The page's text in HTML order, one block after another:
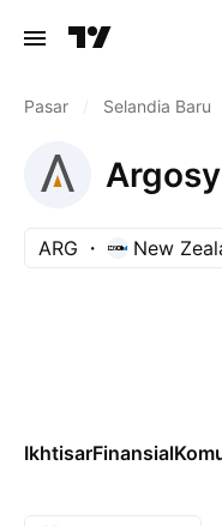
Pasar Selandia Baru
ARG New
IkhtisarFinansial